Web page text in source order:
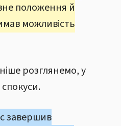
положення й
можливість
розглянемо, у
завершив